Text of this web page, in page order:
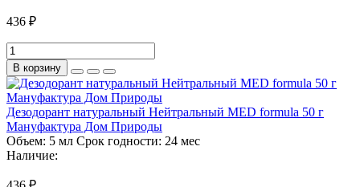
436 ₽
В корзину
Дезодорант натуральный Нейтральный MED formula 50 г
Мануфактура Дом Природы
Объем: 5 мл Срок годности: 24 мес
Наличие: